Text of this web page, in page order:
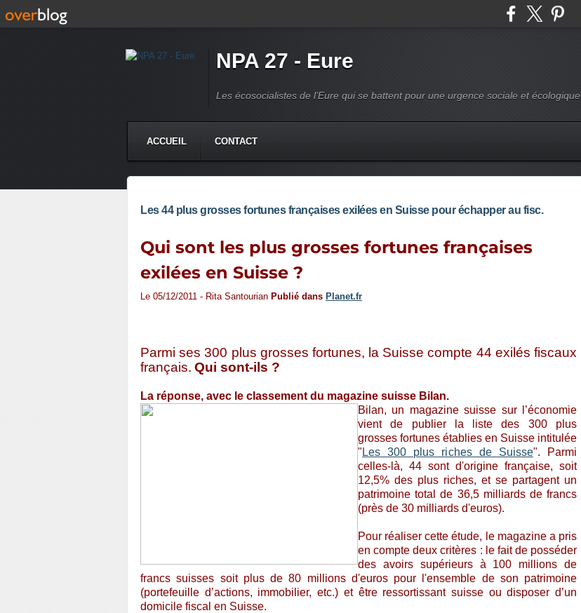
NPA 27 - Eure
Les écosocialistes de l’Eure qui se battent pour une urgence sociale et écologique.
ACCUEIL CONTACT
Les 44 plus grosses fortunes françaises exilées en Suisse pour échapper au fisc.
Qui sont les plus grosses fortunes françaises
exilées en Suisse ?
Le 05/12/2011 - Rita Santourian Publié dans Planet.fr
Parmi ses 300 plus grosses fortunes, la Suisse compte 44 exilés fiscaux
français. Qui sont-ils ?
La réponse, avec le classement du magazine suisse Bilan.
Bilan, un magazine suisse sur l’économie
vient de publier la liste des 300 plus
grosses fortunes établies en Suisse intitulée
" Les 300 plus riches de Suisse". Parmi
celles-là, 44 sont d'origine française, soit
12,5% des plus riches, et se partagent un
patrimoine total de 36,5 milliards de francs
(près de 30 milliards d'euros).
Pour réaliser cette étude, le magazine a pris
en compte deux critères : le fait de posséder
des avoirs supérieurs à 100 millions de
francs suisses soit plus de 80 millions d'euros pour l'ensemble de son patrimoine
(portefeuille d’actions, immobilier, etc.) et être ressortissant suisse ou disposer d’un
domicile fiscal en Suisse.